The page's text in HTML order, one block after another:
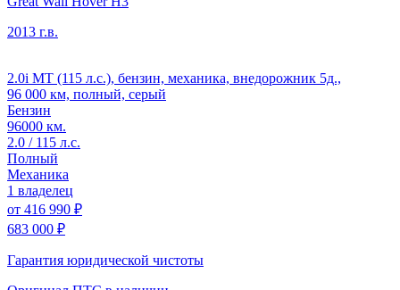
2013 г.в.
2.0i MT (115 л.с.), бензин, механика, внедорожник 5д.,
96 000 км, полный, серый
Бензин
96000 км.
2.0 / 115 л.с.
Полный
Механика
1 владелец
от 416 990 ₽
683 000 ₽
Гарантия юридической чистоты